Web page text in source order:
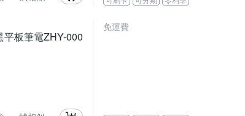
板筆電ZHY-000
免運費